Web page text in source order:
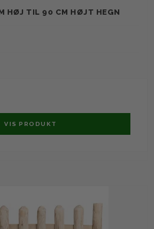
HØJ TIL 90 CM HØJT HEGN
VIS PRODUKT